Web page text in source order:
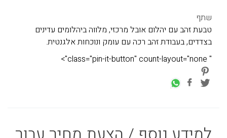
שתף
טבעת זהב עם יהלום אובל מרכזי, מלווה ביהלומים עדינים
בצדדים, בעבודת זהב רכה עם עומק ונוכחות אלגנטית.
" class="pin-it-button" count-layout="none">